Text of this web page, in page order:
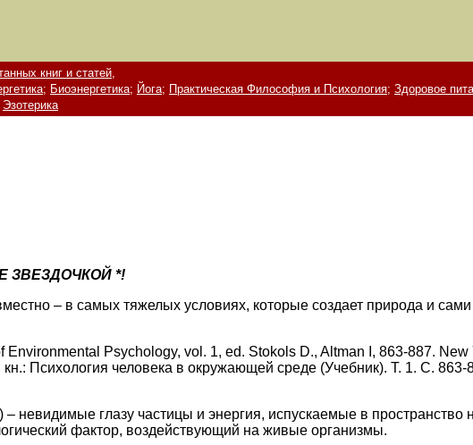
книг и статей,
Биоэнергетика; Йога; Практическая Философия и Психология; Здоровое
Эзотерика
ЗВЕЗДОЧКОЙ *!
– в самых тяжелых условиях, которые создает природа и
Psychology, vol. 1, ed. Stokols D., Altman I, 863-887. New
Психология человека в окружающей среде (Учебник). Т. 1. С.
невидимые глазу частицы и энергия, испускаемые в
фактор, воздействующий на живые организмы.